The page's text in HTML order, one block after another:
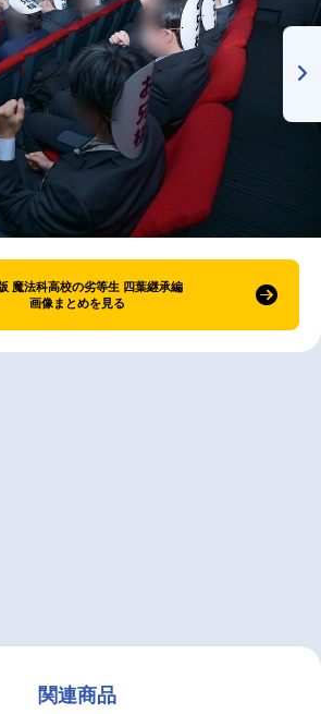
魔法科高校の劣等生 四葉継承編
画像まとめを見る
関連商品